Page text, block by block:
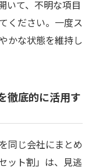
いて、不明な項目
ください。一度ス
かな状態を維持し
徹底的に活用す
同じ会社にまとめ
ット割」は、見逃